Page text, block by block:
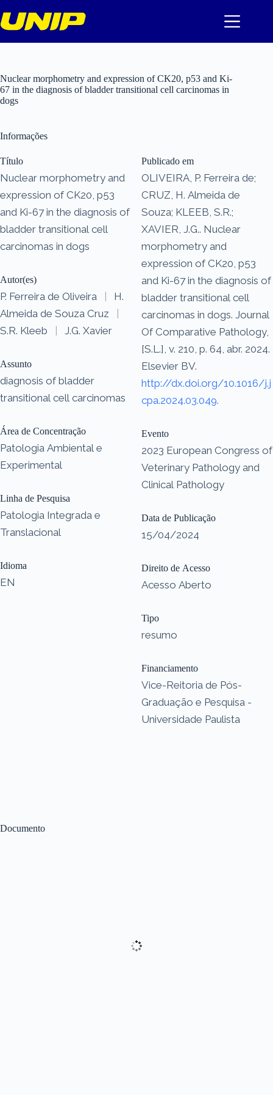
para
o
Nuclear morphometry and expression of CK20, p53 and Ki-
67 in the diagnosis of bladder transitional cell carcinomas in
dogs
Documento
Informações
Título
Nuclear morphometry and
expression of CK20, p53
and Ki-67 in the diagnosis of
bladder transitional cell
carcinomas in dogs
Autor(es)
P. Ferreira de Oliveira |
H.
Almeida de Souza Cruz
|
S.R. Kleeb
| J.G. Xavier
Assunto
diagnosis of bladder
transitional cell carcinomas
Área de Concentração
Patologia Ambiental e
Experimental
Linha de Pesquisa
Patologia Integrada e
Translacional
Idioma
EN
Publicado em
OLIVEIRA, P. Ferreira de;
CRUZ, H. Almeida de
Souza; KLEEB, S.R.;
XAVIER, J.G.. Nuclear
morphometry and
expression of CK20, p53
and Ki-67 in the diagnosis of
bladder transitional cell
carcinomas in dogs. Journal
Of Comparative Pathology,
[S.L.], v. 210, p. 64, abr. 2024.
Elsevier BV.
http://dx.doi.org/10.1016/j.j
cpa.2024.03.049.
Evento
2023 European Congress of
Veterinary Pathology and
Clinical Pathology
Data de Publicação
15/04/2024
Direito de Acesso
Acesso Aberto
Tipo
resumo
Financiamento
Vice-Reitoria de Pós-
Graduação e Pesquisa -
Universidade Paulista